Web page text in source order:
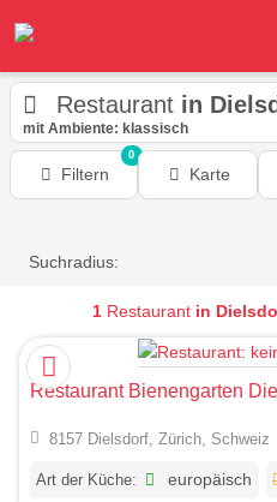
Restaurant in
mit Ambiente: klassisch
Filtern
0
Karte
Suchradius:
1 Restaurant in
Restaurant Bienengarten
8157 Dielsdorf, Zürich, Schweiz
Art der Küche: europäisch